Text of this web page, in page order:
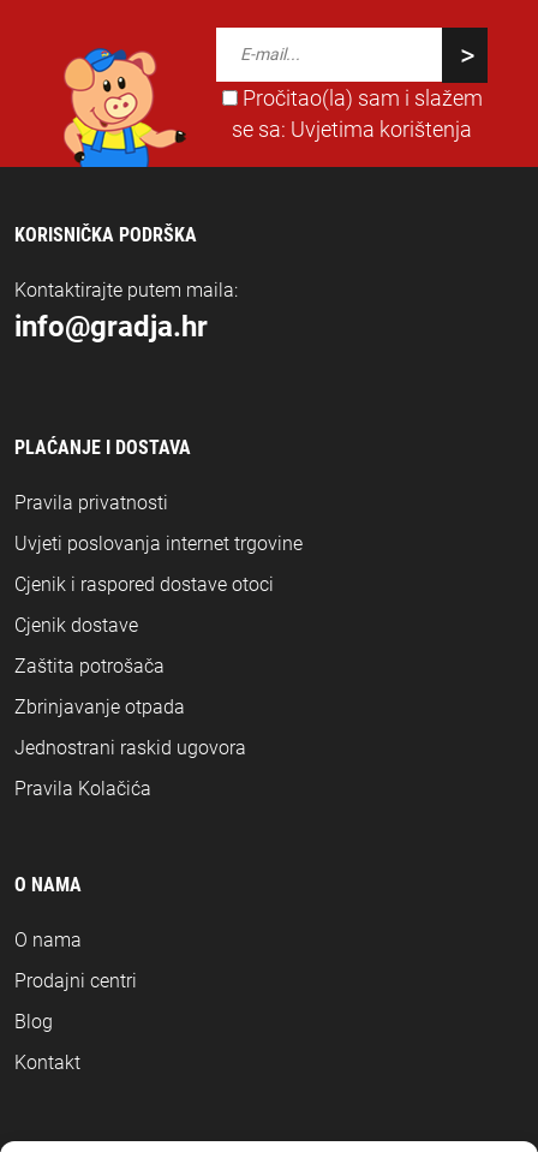
Pročitao(la) sam i slažem
se sa: Uvjetima korištenja
KORISNIČKA PODRŠKA
Kontaktirajte putem maila:
info@gradja.hr
PLAĆANJE I DOSTAVA
Pravila privatnosti
Uvjeti poslovanja internet trgovine
Cjenik i raspored dostave otoci
Cjenik dostave
Zaštita potrošača
Zbrinjavanje otpada
Jednostrani raskid ugovora
Pravila Kolačića
O NAMA
O nama
Prodajni centri
Blog
Kontakt